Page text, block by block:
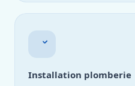
Installation plomberie